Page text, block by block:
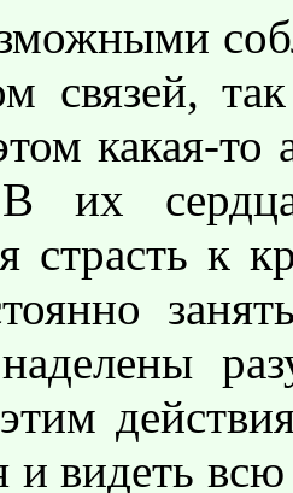
связей,
какая-то
их сердца
страсть к
и видеть